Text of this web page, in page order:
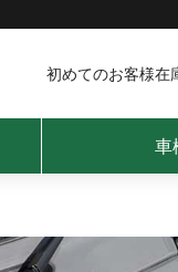
初めてのお客様在
車